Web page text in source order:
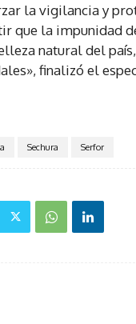
la vigilancia y
que la impunidad
natural del
finalizó el
Sechura Serfor